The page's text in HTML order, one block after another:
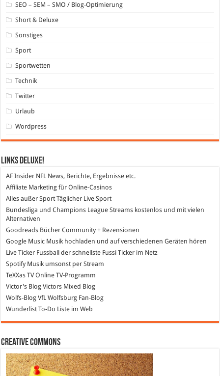
SEO – SEM – SMO / Blog-Optimierung
Short & Deluxe
Sonstiges
Sport
Sportwetten
Technik
Twitter
Urlaub
Wordpress
Links DeLuXe!
AF Insider NFL News, Berichte, Ergebnisse etc.
Affiliate Marketing für Online-Casinos
Alles außer Sport Täglicher Live Sport
Bundesliga und Champions League Streams kostenlos und mit vielen
Alternativen
Goodreads Bücher Community + Rezensionen
Google Music Musik hochladen und auf verschiedenen Geräten hören
Live Ticker Fussball
der schnellste Fussi Ticker im Netz
SpotifyMusik umsonst per Stream
TeXXas TVOnline TV-Programm
Victor's Blog Victors Mixed Blog
Wolfs-Blog VfL Wolfsburg Fan-Blog
Wunderlist To-Do Liste im Web
Creative Commons